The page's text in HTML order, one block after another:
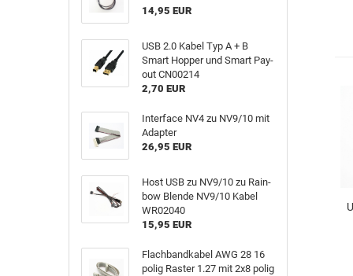
14,95 EUR
USB 2.0 Kabel Typ A + B
Smart Hop­per und Smart Pay­
out CN00214
2,70 EUR
In­ter­face NV4 zu NV9/10 mit
Ad­ap­ter
26,95 EUR
Host USB zu NV9/10 zu Rain­
bow Blen­de NV9/10 Kabel
WR02040
15,95 EUR
Flach­band­ka­bel AWG 28 16
polig Ras­ter 1.27 mit 2x8 polig